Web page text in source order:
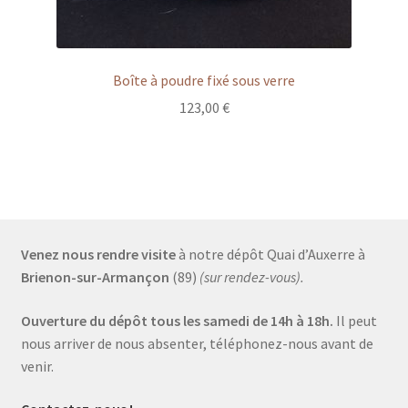
Boîte à poudre fixé sous verre
123,00 €
Venez nous rendre visiteà notre dépôt Quai d’Auxerre à
Brienon-sur-Armançon (89) (sur rendez-vous).
Ouverture du dépôt tous les samedi de 14h à 18h. Il peut
nous arriver de nous absenter, téléphonez-nous avant de
venir.